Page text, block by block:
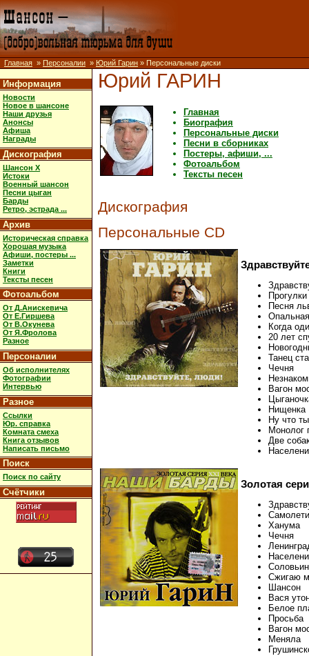
Главная » Персоналии » Юрий Гарин » Персональные диски
Информация
Новости
Новое в шансоне
Наши друзья
Анонсы
Афиша
Награды
Дискография
Шансон X
Истоки
Военный шансон
Песни цыган
Барды
Ретро, эстрада ...
Архив
Историческая справка
Хорошая музыка
Афиши, постеры ...
Заметки
Книги
Тексты песен
Фотоальбом
От Д.Анискевича
От Е.Гиршева
От В.Окунева
От Я.Фролова
Разное
Персоналии
Об исполнителях
Фотографии
Интервью
Разное
Ссылки
Юр. справка
Комната смеха
Книга отзывов
Написать письмо
Поиск
Поиск по сайту
Счётчики
Юрий ГАРИН
Главная
Биография
Персональные диски
Песни в сборниках
Постеры, афиши, ...
Фотоальбом
Тексты песен
Дискография
Персональные CD
Песня
Когда
20 лет
Танец
Чечня
Вагон
Нищенка
Ну что
Монолог
Две
Золотая
Ханума
Чечня
Сжигаю
Шансон
Вася
Белое
Просьба
Вагон
Меняла